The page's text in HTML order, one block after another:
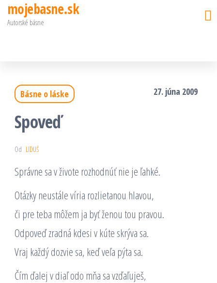
Preskočiť
na
mojebasne.sk
Autorské básne
Básne o láske 27. júna 2009
Spoveď
Od LIDUŠ
Správne sa v živote rozhodnúť nie je ľahké.
Otázky neustále víria rozlietanou hlavou,
či pre teba môžem ja byť ženou tou pravou.
Odpoveď zradná kdesi v kúte skrýva sa.
Vraj každý dozvie sa, keď veľa pýta sa.
Čím ďalej v diaľ odo mňa sa vzďaľuješ,